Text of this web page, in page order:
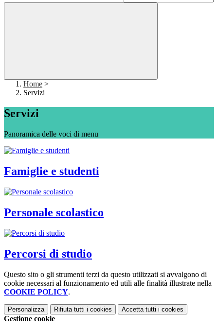
Home >
Servizi
Servizi
Panoramica delle voci di menu
Famiglie e studenti
Personale scolastico
Percorsi di studio
Questo sito o gli strumenti terzi da questo utilizzati si avvalgono di
cookie necessari al funzionamento ed utili alle finalità illustrate nella
COOKIE POLICY.
Personalizza Rifiuta tutti i cookies Accetta tutti i cookies
Gestione cookie